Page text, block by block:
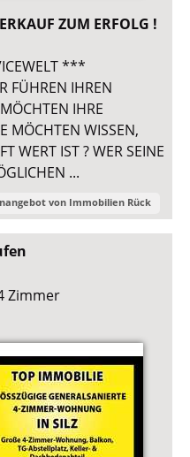
ZUM ERFOLG !
***
FÜHREN IHREN
IHRE
MÖCHTEN WISSEN,
WERT IST ? WER SEINE
...
von Immobilien Rück
Zimmer